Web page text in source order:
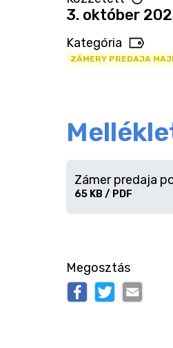
3. október
Kategória
ZÁMERY PREDAJA
Fájl
Zámer predaja
65 KB / PDF
Megosztás